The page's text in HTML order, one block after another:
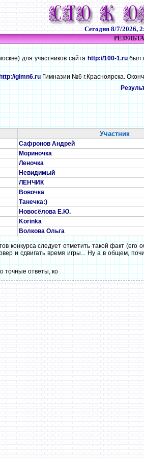
Сегодня 8/7/2026,
для участников сайтаhttp://100-1.ruбыл
gimn6.ruГимназии №6 г.Красноярска.
Участник
Сафронов Андрей
Мориночка
Леночка
Невидимый
ЛЕНЧИК
Вовочка
Танечка:)
Новосёлова Е.Ю.
Korinka
Волкова Ольга
конкурса следует отметить такой факт
и сдвигать время игры... Ну а в общем,
точные ответы, ко